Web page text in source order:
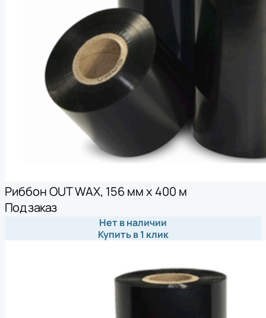
Риббон OUT WAX, 156 мм х 400 м
Под заказ
Нет в наличии
Купить в 1 клик